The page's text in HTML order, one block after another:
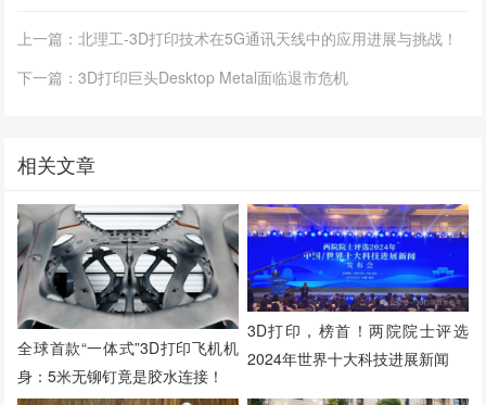
上一篇：北理工-3D打印技术在5G通讯天线中的应用进展与挑战！
下一篇：3D打印巨头Desktop Metal面临退市危机
相关文章
全球首款“一体式”3D打印飞机机
身：5米无铆钉竟是胶水连接！
3D打印，榜首！两院院士评选
2024年世界十大科技进展新闻